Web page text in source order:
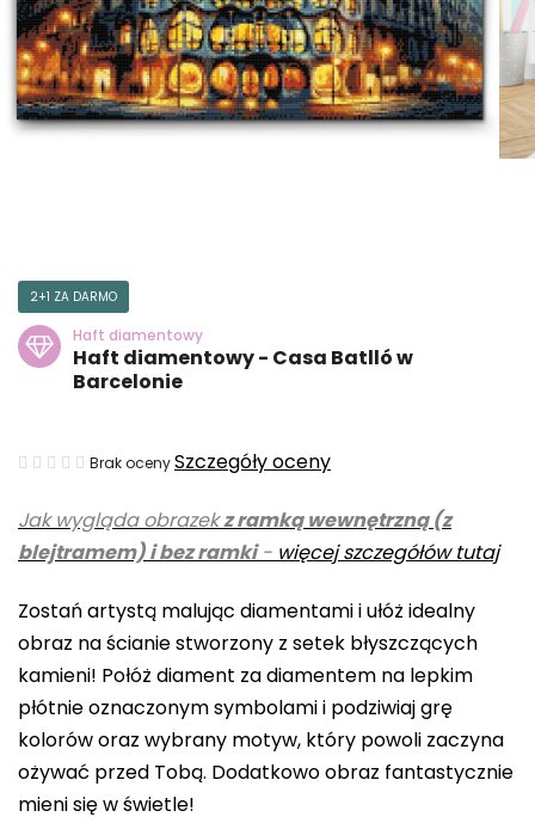
Jak wygląda obrazekz ramką wewnętrzną (z
blejtramem) i bez ramki- więcej szczegółów tutaj
Zostań artystą malując diamentami i ułóż idealny
obraz na ścianie stworzony z setek błyszczących
kamieni! Połóż diament za diamentem na lepkim
płótnie oznaczonym symbolami i podziwiaj grę
kolorów oraz wybrany motyw, który powoli zaczyna
ożywać przed Tobą. Dodatkowo obraz fantastycznie
mieni się w świetle!
2+1 ZA DARMO
Haft diamentowy
Haft diamentowy - Casa Batlló w
Barcelonie
Średnia
produktu
wynosi
na
5
gwiazdek.
Brak ocenySzczegóły oceny